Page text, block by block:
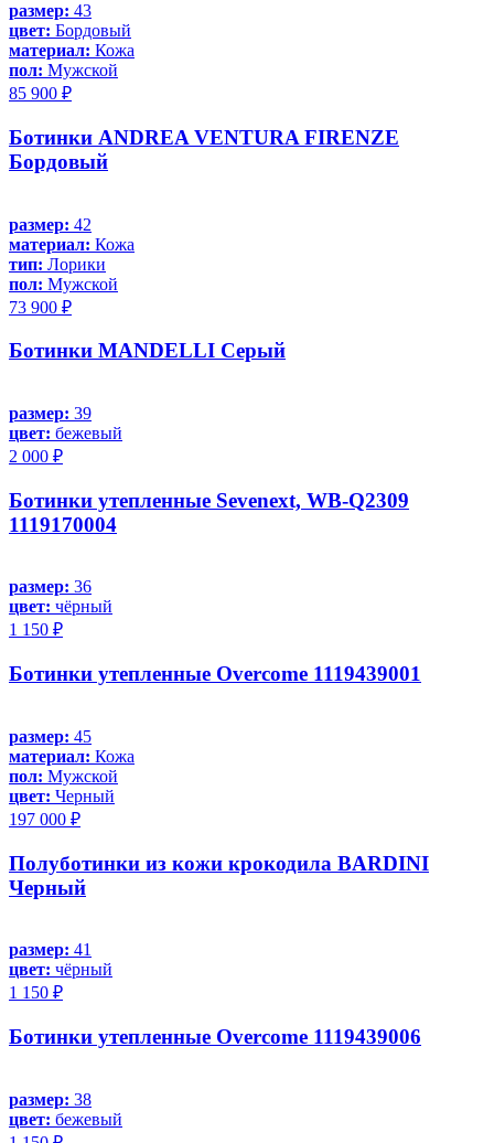
размер: 43
цвет: Бордовый
материал: Кожа
пол: Мужской
85 900 ₽
Ботинки ANDREA VENTURA FIRENZE
Бордовый
размер: 42
материал: Кожа
тип: Лорики
пол: Мужской
73 900 ₽
Ботинки MANDELLI Серый
размер: 39
цвет: бежевый
2 000 ₽
Ботинки утепленные Sevenext, WB-Q2309
1119170004
размер: 36
цвет: чёрный
1 150 ₽
Ботинки утепленные Overcome 1119439001
размер: 45
материал: Кожа
пол: Мужской
цвет: Черный
197 000 ₽
Полуботинки из кожи крокодила BARDINI
Черный
размер: 41
цвет: чёрный
1 150 ₽
Ботинки утепленные Overcome 1119439006
размер: 38
цвет: бежевый